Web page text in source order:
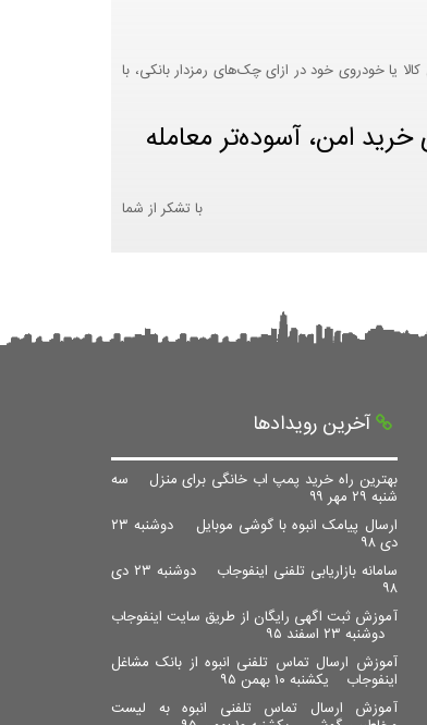
یا خودروی خود در ازای چک‌های رمزدار بانکی، با
امن، آسوده‌تر معامله
با تشکر از شما
آخرین رویدادها
بهترین راه خرید پمپ اب خانگی برای منزل سه
شنبه ۲۹ مهر ۹۹
ارسال پیامک انبوه با گوشی موبایل
دوشنبه ۲۳
دی ۹۸
سامانه بازاریابی تلفنی اینفوجاب
دوشنبه ۲۳ دی
۹۸
آموزش ثبت اگهی رایگان از طریق سایت اینفوجاب
دوشنبه ۲۳ اسفند ۹۵
آموزش ارسال تماس تلفنی انبوه از بانک مشاغل
اینفوجاب یکشنبه ۱۰ بهمن ۹۵
آموزش ارسال تماس تلفنی انبوه به لیست